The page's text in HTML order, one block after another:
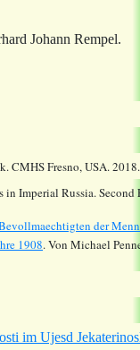
Johann Rempel.
CMHS Fresno, USA.
in Imperial Russia.
der
1908. Von Michael
im Ujesd